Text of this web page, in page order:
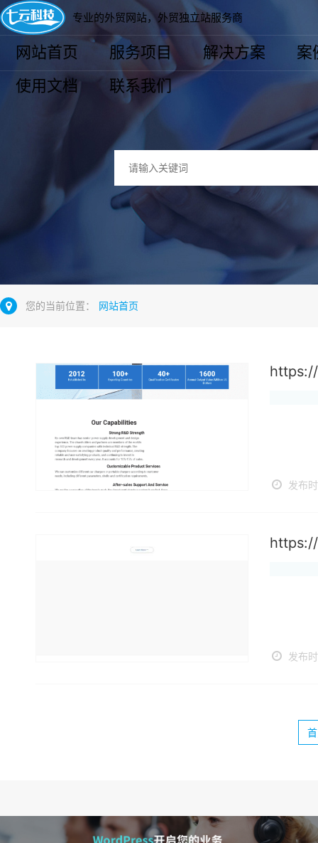
专业的外贸网站，外贸独立站服务商
网站首页 服务项目 解决方案
案
使用文档
联系我们
您的当前位置： 网站首页
发布
发布